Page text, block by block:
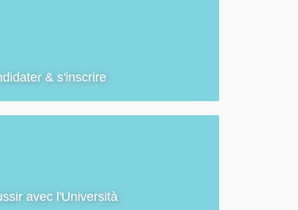
& s'inscrire
avec l'Università